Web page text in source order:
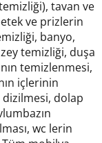
tavan ve
ve prizlerin
banyo,
temizliği, duşa
temizlenmesi,
içlerinin
dolap
wc lerin